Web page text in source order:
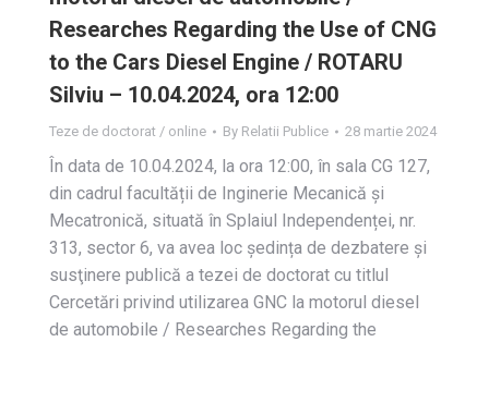
Researches Regarding the Use of CNG
to the Cars Diesel Engine / ROTARU
Silviu – 10.04.2024, ora 12:00
Teze de doctorat / online By Relatii Publice 28 martie 2024
În data de 10.04.2024, la ora 12:00, în sala CG 127,
din cadrul facultății de Inginerie Mecanică și
Mecatronică, situată în Splaiul Independenței, nr.
313, sector 6, va avea loc ședința de dezbatere și
susţinere publică a tezei de doctorat cu titlul
Cercetări privind utilizarea GNC la motorul diesel
de automobile / Researches Regarding the